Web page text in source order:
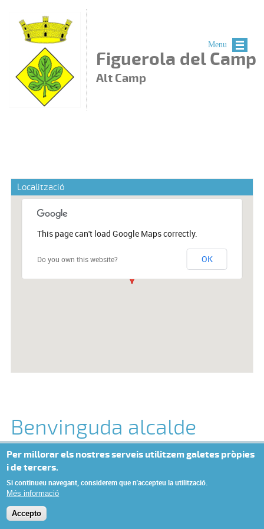
Figuerola del Camp
Alt Camp
Localització
This page can't load Google Maps correctly.
Do you own this website? OK
Benvinguda alcalde
Menu
Per millorar els nostres serveis utilitzem galetes pròpies
i de tercers.
Si continueu navegant, considerem que n'accepteu la utilització.
Més informació
Accepto